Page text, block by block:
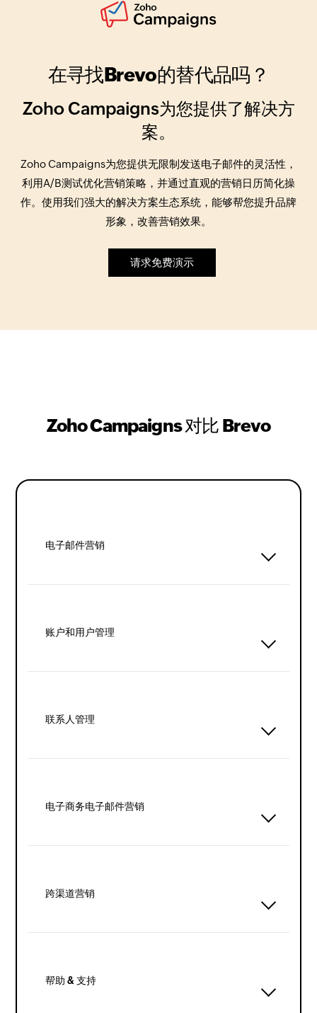
在寻找Brevo的替代品吗？
Zoho Campaigns为您提供了解决方
案。
Zoho Campaigns为您提供无限制发送电子邮件的灵活性，
利用A/B测试优化营销策略，并通过直观的营销日历简化操
作。使用我们强大的解决方案生态系统，能够帮您提升品牌
形象，改善营销效果。
请求免费演示
Zoho Campaigns 对比 Brevo
电子邮件营销
账户和用户管理
联系人管理
电子商务电子邮件营销
跨渠道营销
帮助 & 支持